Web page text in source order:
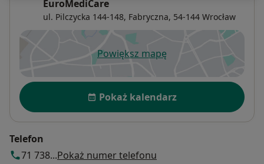
EuroMediCare
ul. Pilczycka 144-148, Fabryczna, 54-144 Wrocław
Powiększ mapęotwiera się w nowej karcie
Dostępność
Pokaż kalendarz
Telefon
71 738...Pokaż numer telefonu